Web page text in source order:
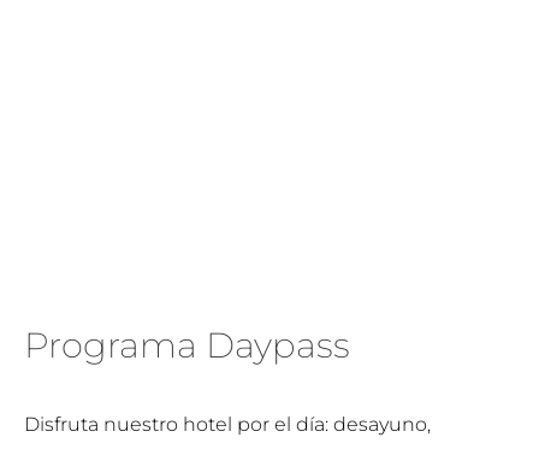
Programa Daypass
Disfruta nuestro hotel por el día: desayuno,